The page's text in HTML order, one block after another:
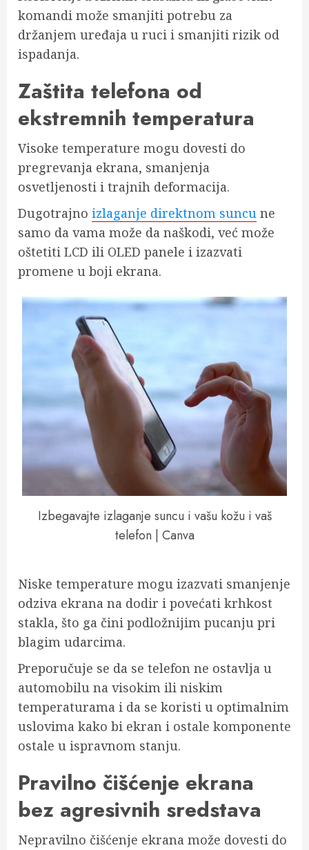
komandi može smanjiti potrebu za
držanjem uređaja u ruci i smanjiti rizik od
ispadanja.
Zaštita telefona od
ekstremnih temperatura
Visoke temperature mogu dovesti do
pregrevanja ekrana, smanjenja
osvetljenosti i trajnih deformacija.
Dugotrajno izlaganje direktnom suncu ne
samo da vama može da naškodi, već može
oštetiti LCD ili OLED panele i izazvati
promene u boji ekrana.
Izbegavajte izlaganje suncu i vašu kožu i vaš
telefon | Canva
Niske temperature mogu izazvati smanjenje
odziva ekrana na dodir i povećati krhkost
stakla, što ga čini podložnijim pucanju pri
blagim udarcima.
Preporučuje se da se telefon ne ostavlja u
automobilu na visokim ili niskim
temperaturama i da se koristi u optimalnim
uslovima kako bi ekran i ostale komponente
ostale u ispravnom stanju.
Pravilno čišćenje ekrana
bez agresivnih sredstava
Nepravilno čišćenje ekrana može dovesti do